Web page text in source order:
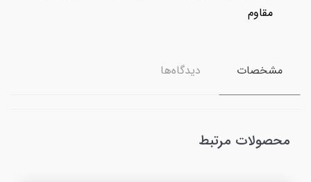
مقاوم
مشخصات دیدگاه‌ها
محصولات مرتبط